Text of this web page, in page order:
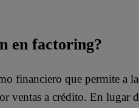
en factoring?
financiero que permite a
ventas a crédito. En lugar